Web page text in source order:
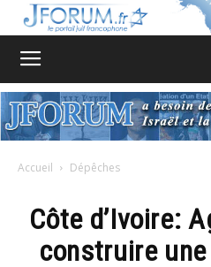
Accueil Dépêches
Côte d’Ivoire:
construire